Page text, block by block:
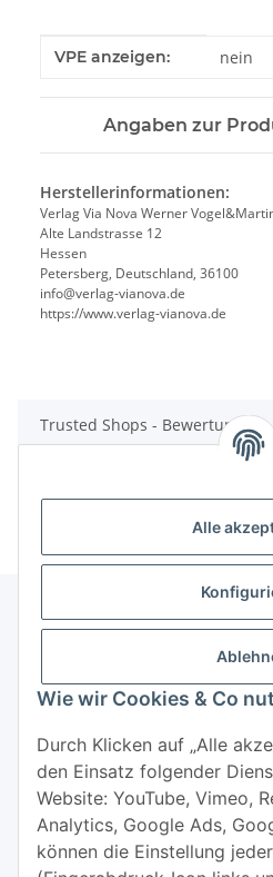
Alle
Wie wir Cookies & Co
Durch Klicken auf „Alle
den Einsatz folgender
Website: YouTube, Vimeo,
Analytics, Google Ads,
können die Einstellung
Produkteigenschaft
Wert
VPE anzeigen: nein
Angaben zur
Herstellerinformationen:
Verlag Via Nova Werner
Alte Landstrasse 12
Hessen
Petersberg, Deutschland, 36100
info@verlag-vianova.de
https://www.verlag-vianova.de
Trusted Shops - Bewertungen
Mehr über